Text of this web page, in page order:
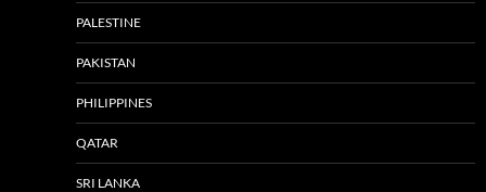
PALESTINE
PAKISTAN
PHILIPPINES
QATAR
SRI LANKA